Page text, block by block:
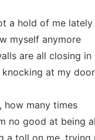
a hold of me lately
myself anymore
are all closing in
at my
how many times
no good at being
a toll on me, trying